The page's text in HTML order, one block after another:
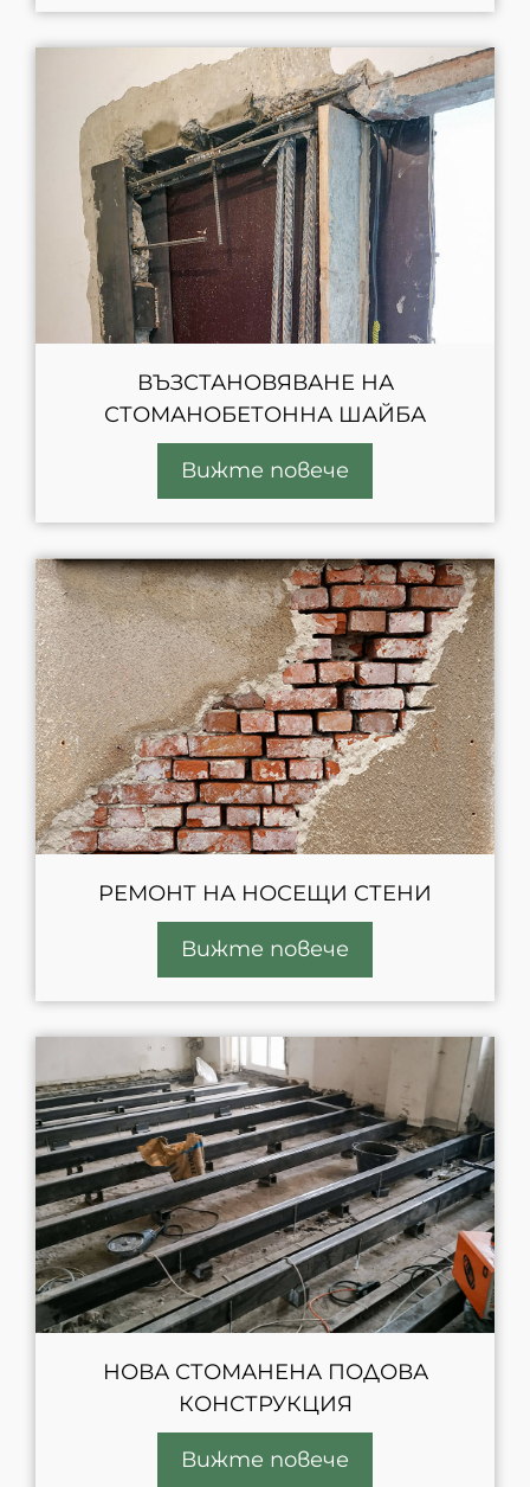
ВЪЗСТАНОВЯВАНЕ НА
СТОМАНОБЕТОННА ШАЙБА
Вижте повече
РЕМОНТ НА НОСЕЩИ СТЕНИ
Вижте повече
НОВА СТОМАНЕНА ПОДОВА
КОНСТРУКЦИЯ
Вижте повече